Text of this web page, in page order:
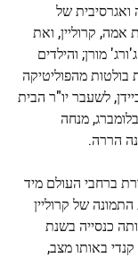
ואגרסיבית של
אמה, קרוליין, ואת
מורן; והילדים
בולטות מהפוליטיקה
לשעבר יו"ר הבית
מנחה
הררה.
ברחבי העולם מיד
של קרוליין
כנסייה בשנת
קנדי ​​באותו מצב,